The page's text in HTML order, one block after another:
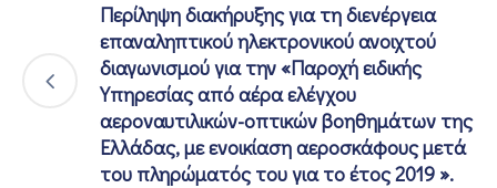
Περίληψη διακήρυξης για τη διενέργεια
επαναληπτικού ηλεκτρονικού ανοιχτού
διαγωνισμού για την «Παροχή ειδικής
Υπηρεσίας από αέρα ελέγχου
αεροναυτιλικών-οπτικών βοηθημάτων της
Ελλάδας, με ενοικίαση αεροσκάφους μετά
του πληρώματός του για το έτος 2019 ».